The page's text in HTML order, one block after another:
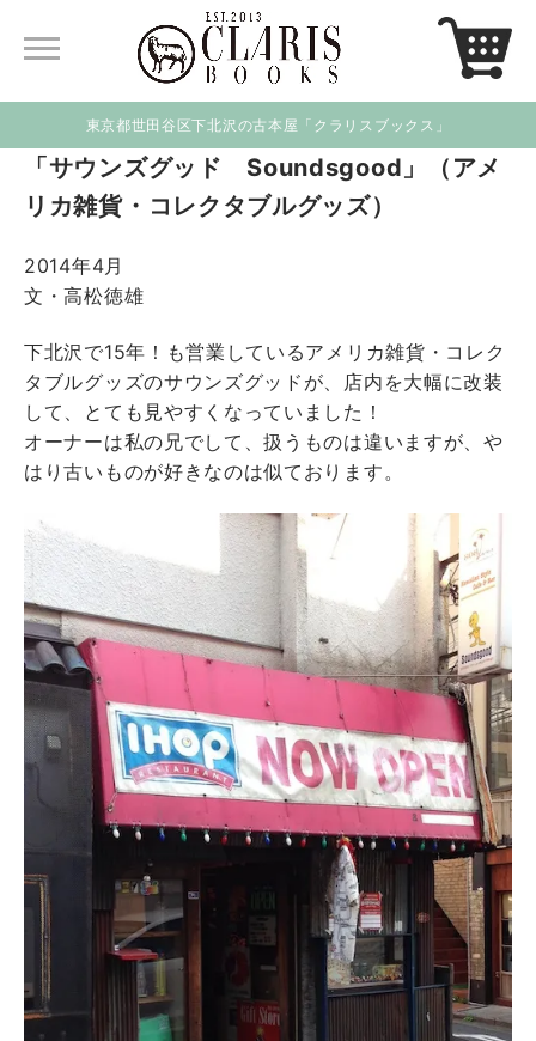
東京都世田谷区下北沢の古本屋「クラリスブックス」
「サウンズグッド Soundsgood」（アメ
リカ雑貨・コレクタブルグッズ）
2014年4月
文・高松徳雄
下北沢で15年！も営業しているアメリカ雑貨・コレク
タブルグッズのサウンズグッドが、店内を大幅に改装
して、とても見やすくなっていました！
オーナーは私の兄でして、扱うものは違いますが、や
はり古いものが好きなのは似ております。